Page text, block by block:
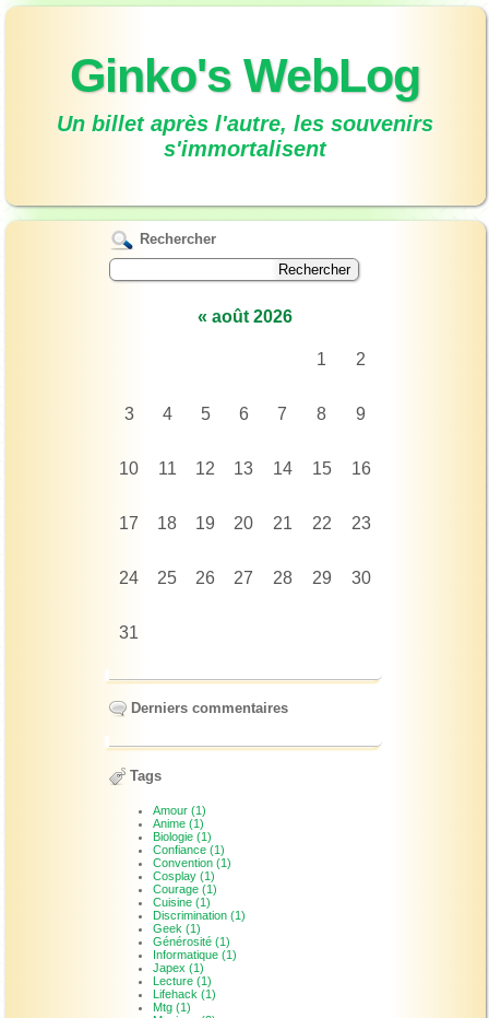
Ginko's WebLog
Un billet après l'autre, les souvenirs
s'immortalisent
Rechercher
« août 2026
1 2
3 4 5 6 7 8 9
10 11 12 13 14 15 16
17 18 19 20 21 22 23
24 25 26 27 28 29 30
31
Derniers commentaires
Tags
Amour (1)
Anime (1)
Biologie (1)
Confiance (1)
Convention (1)
Cosplay (1)
Courage (1)
Cuisine (1)
Discrimination (1)
Geek (1)
Générosité (1)
Informatique (1)
Japex (1)
Lecture (1)
Lifehack (1)
Mtg (1)